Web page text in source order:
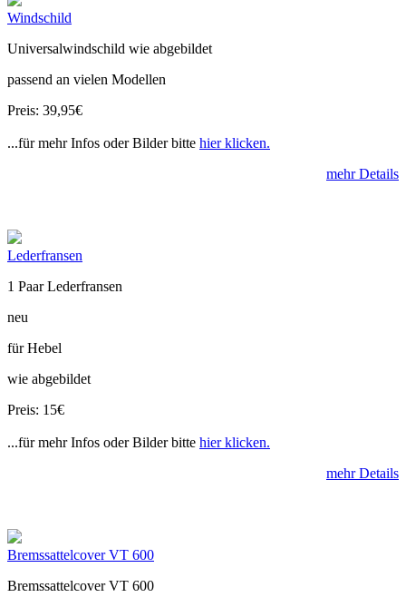
Windschild
Universalwindschild wie abgebildet
passend an vielen Modellen
Preis: 39,95€
...für mehr Infos oder Bilder bitte hier klicken.
mehr Details
Lederfransen
1 Paar Lederfransen
neu
für Hebel
wie abgebildet
Preis: 15€
...für mehr Infos oder Bilder bitte hier klicken.
mehr Details
Bremssattelcover VT 600
Bremssattelcover VT 600